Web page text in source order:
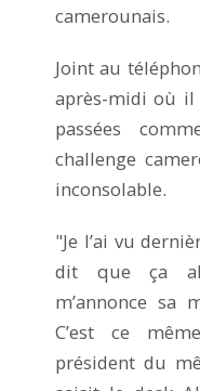
camerounais.
Joint au
après-midi où il
passées
challenge
inconsolable.
"Je l’ai vu
dit que ça
m’annonce sa
C’est ce
président du